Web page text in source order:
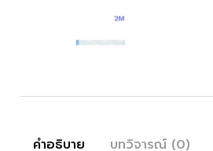
คำอธิบาย บทวิจารณ์ (0)